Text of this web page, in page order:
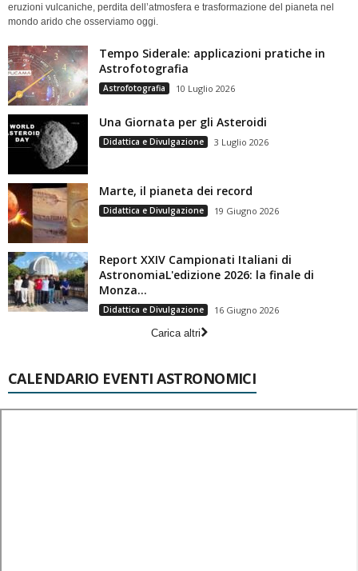
eruzioni vulcaniche, perdita dell’atmosfera e trasformazione del pianeta nel
mondo arido che osserviamo oggi.
Tempo Siderale: applicazioni pratiche in
Astrofotografia
Astrofotografia 10 Luglio 2026
Una Giornata per gli Asteroidi
Didattica e Divulgazione 3 Luglio 2026
Marte, il pianeta dei record
Didattica e Divulgazione 19 Giugno 2026
Report XXIV Campionati Italiani di
AstronomiaL'edizione 2026: la finale di
Monza...
Didattica e Divulgazione
16 Giugno 2026
Carica altri
CALENDARIO EVENTI ASTRONOMICI